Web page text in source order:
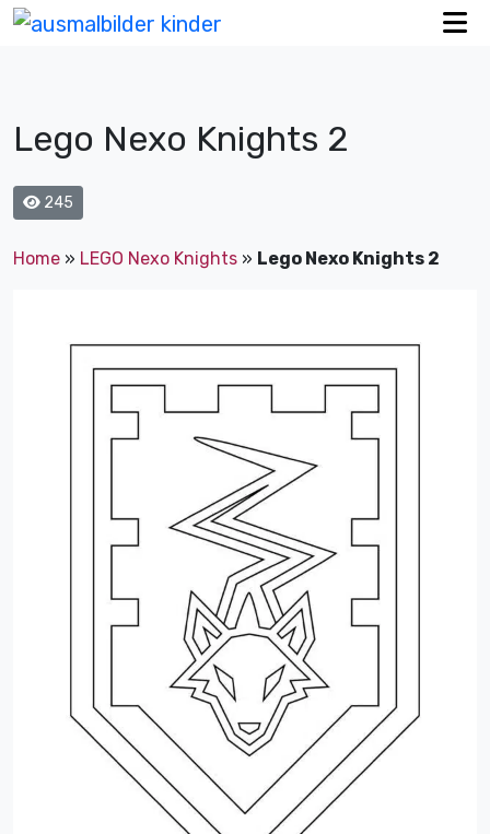
Lego Nexo Knights 2
245
Home » LEGO Nexo Knights » Lego Nexo Knights 2